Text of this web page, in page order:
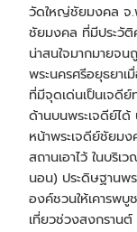
วัดใหญ่ชัยมงคล จ.
ชัยมงคล ที่มีประวั
น่าสนใจมากมายจน
พระนครศรีอยุธยา
ที่มีจุดเด่นเป็นเจดีย์
ด้านบนพระเจดีย์ไ
หน้าพระเจดีย์ชัยม
สถานเอาไว้ ในบริ
นอน) ประดิษฐานพ
องค์ชวนให้เคารพ
เที่ยวช่วงสงกราน